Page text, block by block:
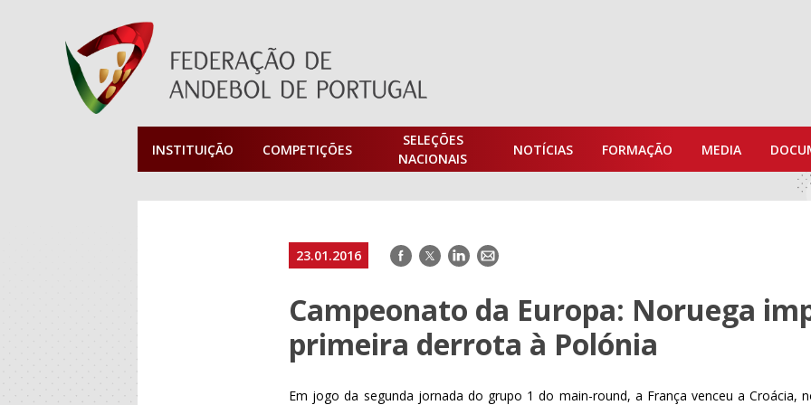
INSTITUIÇÃO COMPETIÇÕES
SELEÇÕES
NACIONAIS
NOTÍCIAS FORMAÇÃO MEDIA
23.01.2016 Facebook
TwitterLinkedIn
E-
Campeonato da Europa: Noruega
primeira derrota à Polónia
Em jogo da segunda jornada do grupo 1 do main-round, a França venceu a Croácia,